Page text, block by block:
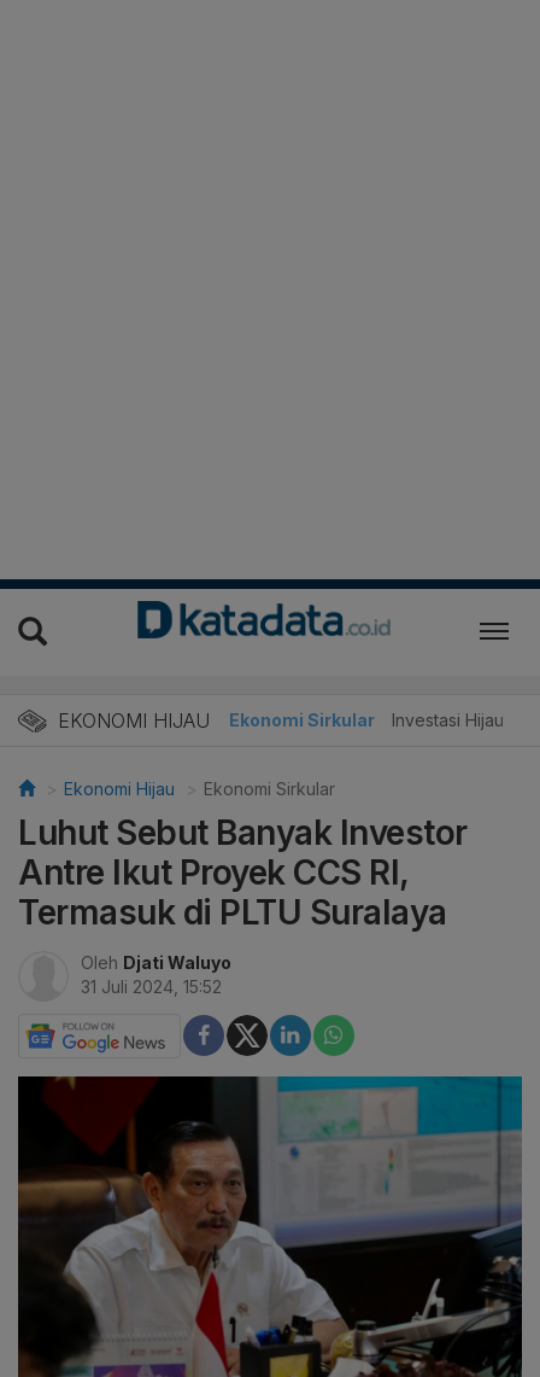
EKONOMI HIJAU
Energi Baru Ekonomi Sirkular Investasi Hijau
Ekonomi Hijau Ekonomi Sirkular
Luhut Sebut Banyak Investor
Antre Ikut Proyek CCS RI,
Termasuk di PLTU Suralaya
Oleh Djati Waluyo
31 Juli 2024, 15:52